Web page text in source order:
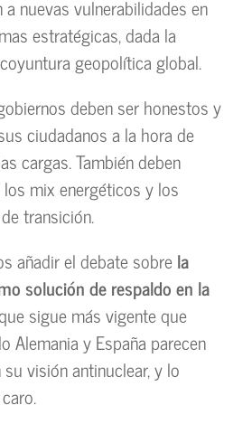
nuevas vulnerabilidades en
estratégicas, dada la
geopolítica global.
deben ser honestos y
ciudadanos a la hora de
cargas. También deben
mix energéticos y los
transición.
añadir el debate sobrela
solución de respaldo en la
sigue más vigente que
Alemania y España parecen
visión antinuclear, y lo